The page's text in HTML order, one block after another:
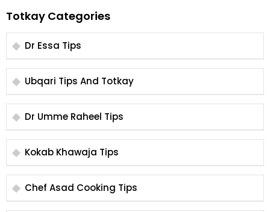
Totkay Categories
Dr Essa Tips
Ubqari Tips And Totkay
Dr Umme Raheel Tips
Kokab Khawaja Tips
Chef Asad Cooking Tips